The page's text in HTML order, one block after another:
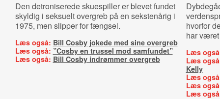
Den detroniserede skuespiller er blevet fundet
skyldig i seksuelt overgreb på en sekstenårig i
1975, men slipper for fængsel.
Læs også: Bill Cosby jokede med sine overgreb
Læs også: ”Cosby en trussel mod samfundet”
Læs også: Bill Cosby indrømmer overgreb
hvorfor
har
Læs
Læs
Kelly
Læs
Læs
Læs